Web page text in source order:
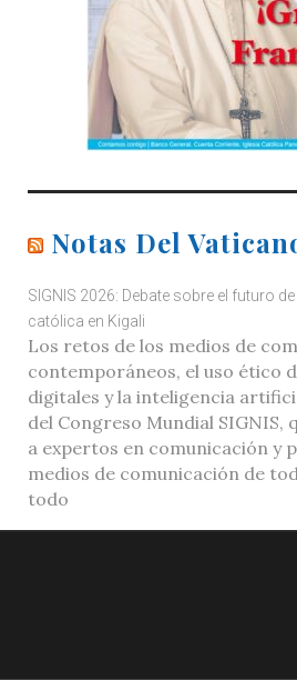
Notas Del
SIGNIS 2026: Debate sobre el futuro
católica en Kigali
Los retos de los medios de
contemporáneos, el uso ético
digitales y la inteligencia
del Congreso Mundial SIGNIS,
a expertos en comunicación y
medios de comunicación de
todo